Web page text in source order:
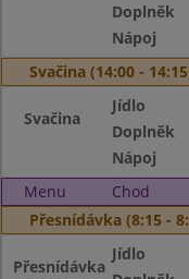
Doplněk
Nápoj
Svačina (14:00 -
Svačina
Jídlo
Doplněk
Nápoj
Menu
Chod
Přesnídávka (8:15 -
Přesnídávka
Jídlo